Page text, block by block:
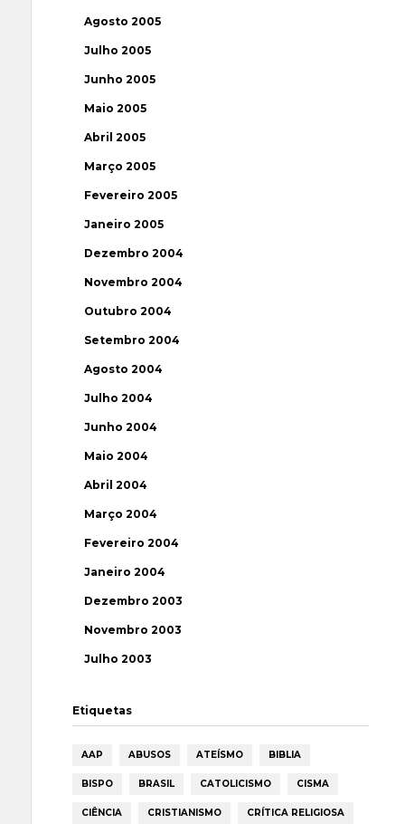
Agosto 2005
Julho 2005
Junho 2005
Maio 2005
Abril 2005
Março 2005
Fevereiro 2005
Janeiro 2005
Dezembro 2004
Novembro 2004
Outubro 2004
Setembro 2004
Agosto 2004
Julho 2004
Junho 2004
Maio 2004
Abril 2004
Março 2004
Fevereiro 2004
Janeiro 2004
Dezembro 2003
Novembro 2003
Julho 2003
Etiquetas
AAP ABUSOS ATEÍSMO BIBLIA
BISPO BRASIL CATOLICISMO CISMA
CIÊNCIA CRISTIANISMO CRÍTICA RELIGIOSA